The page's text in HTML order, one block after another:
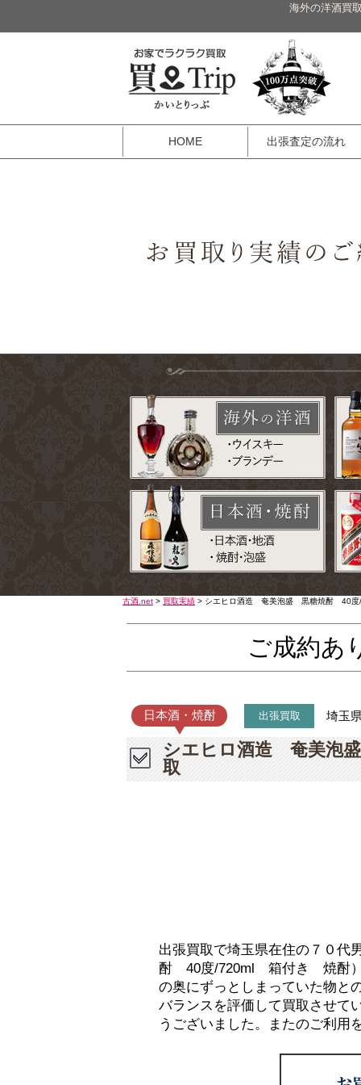
海外の洋酒買
HOME 出張査定の流れ
古酒.net > 買取実績 > シエヒロ酒造 奄美泡盛 黒糖焼酎 40
ご成約あ
日本酒・焼酎 出張買取 埼玉
シエヒロ酒造 奄美泡
取
出張買取で埼玉県在住の７０
酎 40度/720ml 箱付き 焼酎）
の奥にずっとしまっていた物と
バランスを評価して買取させて
うございました。またのご利用